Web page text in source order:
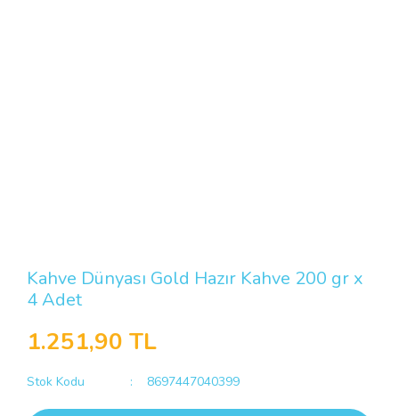
Kahve Dünyası Gold Hazır Kahve 200 gr x
4 Adet
1.251,90 TL
Stok Kodu 8697447040399